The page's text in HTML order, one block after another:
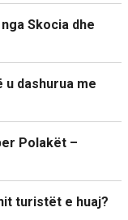
Skocia dhe
u dashurua me
Polakët –
turistët e huaj?